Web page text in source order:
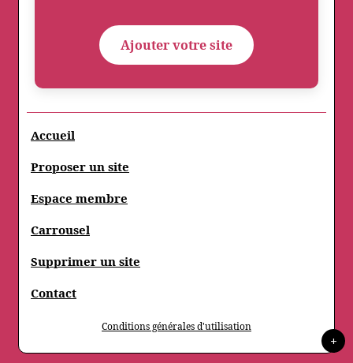
Ajouter votre site
Accueil
Proposer un site
Espace membre
Carrousel
Supprimer un site
Contact
Conditions générales d'utilisation
+